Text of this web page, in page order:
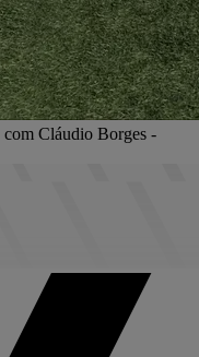
com Cláudio Borges -